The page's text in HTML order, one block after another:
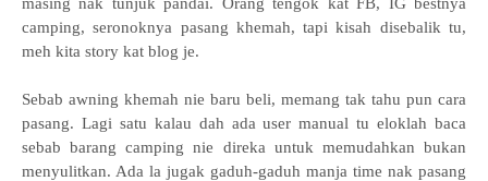
camping, seronoknya pasang khemah, tapi kisah disebalik tu,
meh kita story kat blog je.
Sebab awning khemah nie baru beli, memang tak tahu pun cara
pasang. Lagi satu kalau dah ada user manual tu eloklah baca
sebab barang camping nie direka untuk memudahkan bukan
menyulitkan. Ada la jugak gaduh-gaduh manja time nak pasang